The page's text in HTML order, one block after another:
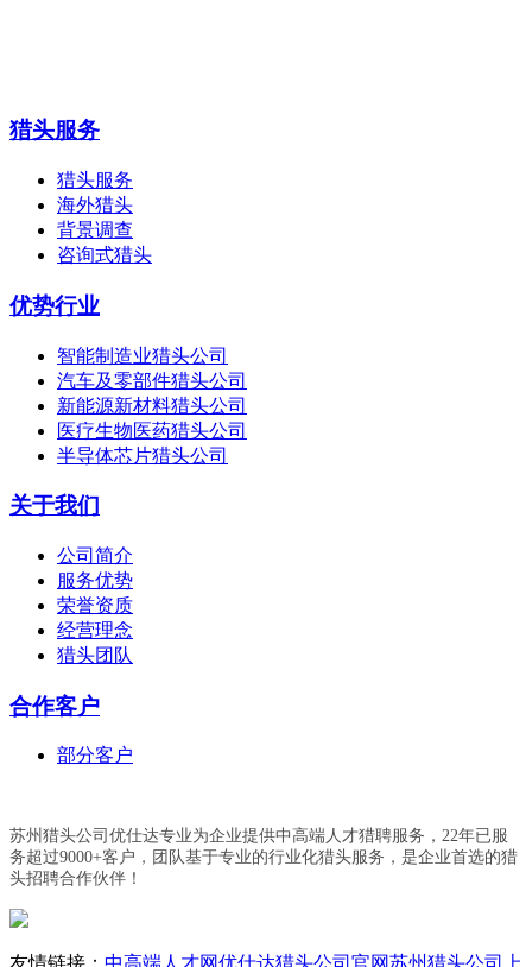
猎头服务
猎头服务
海外猎头
背景调查
咨询式猎头
优势行业
智能制造业猎头公司
汽车及零部件猎头公司
新能源新材料猎头公司
医疗生物医药猎头公司
半导体芯片猎头公司
关于我们
公司简介
服务优势
荣誉资质
经营理念
猎头团队
合作客户
部分客户
苏州猎头公司优仕达专业为企业提供中高端人才猎聘服务，22年已服
务超过9000+客户，团队基于专业的行业化猎头服务，是企业首选的猎
头招聘合作伙伴！